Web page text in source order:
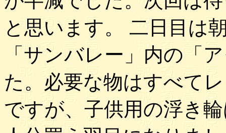
と思います。 二日目は
「サンバレー」内の「
た。必要な物はすべて
ですが、子供用の浮き